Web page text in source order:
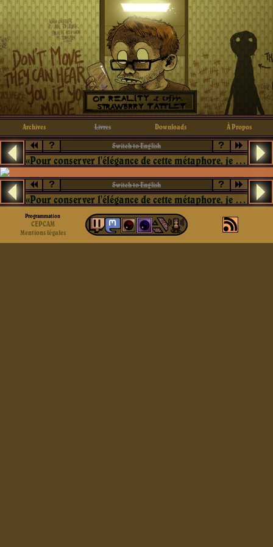
Archives Livres Downloads À Propos
? Switch to English ?
«Pour conserver l'élégance de cette métaphore, je propose qu'on oublie Jean-Paul.»
? Switch to English ?
«Pour conserver l'élégance de cette métaphore, je propose qu'on oublie Jean-Paul.»
Programmation
CEPCAM
Mentions légales